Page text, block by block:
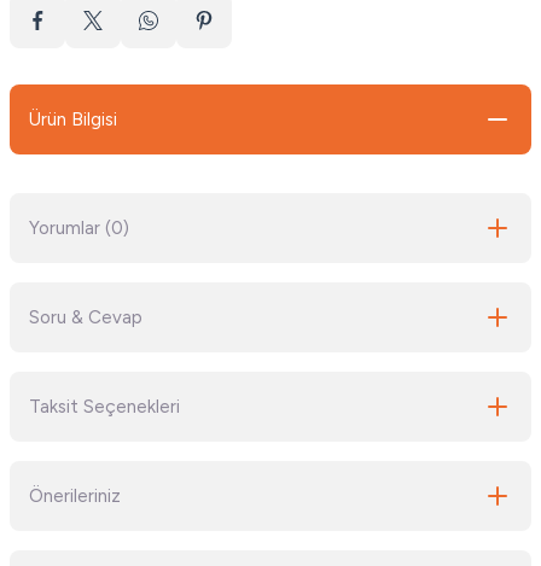
Ürün Bilgisi
Yorumlar (0)
Soru & Cevap
Taksit Seçenekleri
Önerileriniz